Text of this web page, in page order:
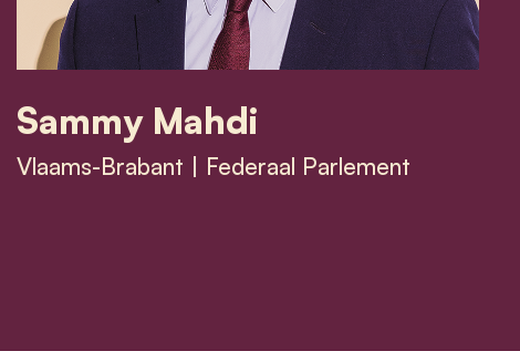
Sammy Mahdi
Vlaams-Brabant | Federaal Parlement